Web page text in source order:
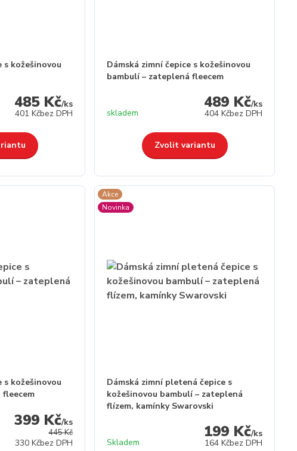
s kožešinovou
485 Kč/ks
401 Kčbez DPH
Dámská zimní čepice s kožešinovou
bambulí – zateplená fleecem
489 Kč/ks
404 Kčbez DPH
skladem
Zvolit variantu
s kožešinovou
fleecem
445 Kč
399 Kč/ks
330 Kčbez DPH
Akce
Novinka
Dámská zimní pletená čepice s
kožešinovou bambulí – zateplená
flízem, kamínky Swarovski
199 Kč/ks
164 Kčbez DPH
Skladem